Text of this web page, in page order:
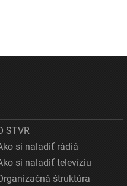
STVR
si naladiť rádiá
si naladiť televíziu
štruktúra